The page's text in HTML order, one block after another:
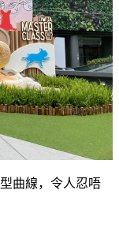
型曲線，令人忍唔